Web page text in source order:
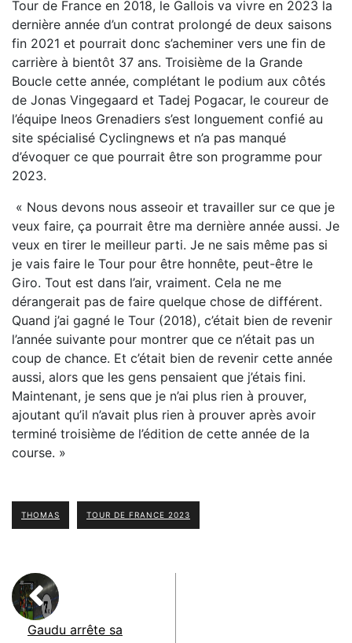
Tour de France en 2018, le Gallois va vivre en 2023 la
dernière année d’un contrat prolongé de deux saisons
fin 2021 et pourrait donc s’acheminer vers une fin de
carrière à bientôt 37 ans. Troisième de la Grande
Boucle cette année, complétant le podium aux côtés
de Jonas Vingegaard et Tadej Pogacar, le coureur de
l’équipe Ineos Grenadiers s’est longuement confié au
site spécialisé Cyclingnews et n’a pas manqué
d’évoquer ce que pourrait être son programme pour
2023.
« Nous devons nous asseoir et travailler sur ce que je
veux faire, ça pourrait être ma dernière année aussi. Je
veux en tirer le meilleur parti. Je ne sais même pas si
je vais faire le Tour pour être honnête, peut-être le
Giro. Tout est dans l’air, vraiment. Cela ne me
dérangerait pas de faire quelque chose de différent.
Quand j’ai gagné le Tour (2018), c’était bien de revenir
l’année suivante pour montrer que ce n’était pas un
coup de chance. Et c’était bien de revenir cette année
aussi, alors que les gens pensaient que j’étais fini.
Maintenant, je sens que je n’ai plus rien à prouver,
ajoutant qu’il n’avait plus rien à prouver après avoir
terminé troisième de l’édition de cette année de la
course. »
THOMAS TOUR DE FRANCE 2023
Gaudu arrête sa